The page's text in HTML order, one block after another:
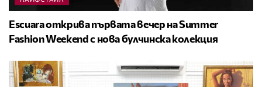
Escuara открива първата вечер на Summer
Fashion Weekend с нова булчинска колекция